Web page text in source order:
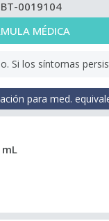
0019104
MÉDICA
Si los síntomas
para med.